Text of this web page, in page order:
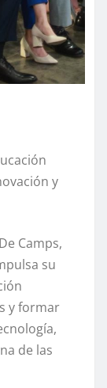
y
Camps,
su
y formar
de las